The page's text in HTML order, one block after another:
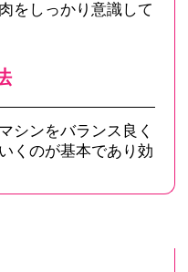
をしっかり意識して
シンをバランス良く
くのが基本であり効